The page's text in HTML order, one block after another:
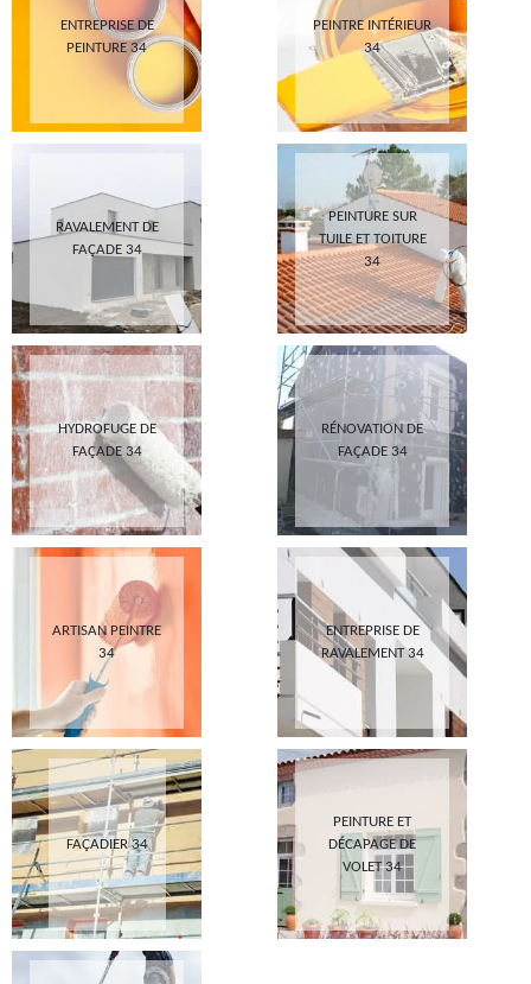
ENTREPRISE DE
PEINTURE 34
PEINTRE INTÉRIEUR
34
RAVALEMENT DE
FAÇADE 34
PEINTURE SUR
TUILE ET TOITURE
34
HYDROFUGE DE
FAÇADE 34
RÉNOVATION DE
FAÇADE 34
ARTISAN PEINTRE
34
ENTREPRISE DE
RAVALEMENT 34
FAÇADIER 34
PEINTURE ET
DÉCAPAGE DE
VOLET 34